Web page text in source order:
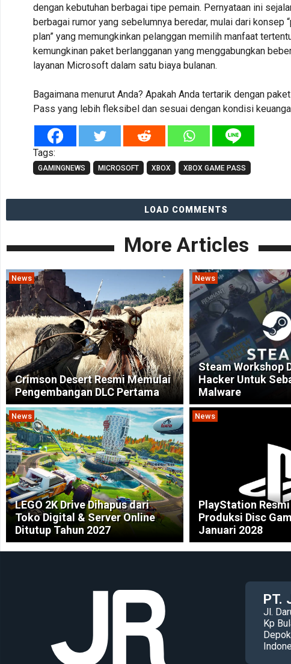
dengan kebutuhan berbagai tipe pemain. Pernyataan ini
berbagai rumor yang sebelumnya beredar, mulai dari konsep
plan” yang memungkinkan pelanggan memilih manfaat
kemungkinan paket berlangganan yang menggabungkan
layanan Microsoft dalam satu biaya bulanan.
Bagaimana menurut Anda? Apakah Anda tertarik dengan
Pass yang lebih fleksibel dan sesuai dengan kondisi
Tags:
GAMINGNEWS MICROSOFT XBOX XBOX GAME PASS
LOAD COMMENTS
More Articles
News
Crimson Desert Resmi Memulai
Pengembangan DLC Pertama
News
Steam Workshop
Hacker Untuk
Malware
News
LEGO 2K Drive Dihapus dari
Toko Digital & Server Online
Ditutup Tahun 2027
News
PlayStation
Produksi Disc
Januari 2028
PT.
Jl.
Kp